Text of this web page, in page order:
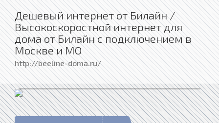
Дешевый интернет от Билайн /
Высокоскоростной интернет для
дома от Билайн с подключением в
Москве и МО
http://beeline-doma.ru/